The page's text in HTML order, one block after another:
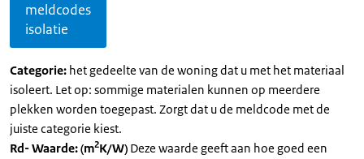
meldcodes
isolatie
Categorie: het gedeelte van de woning dat u met het materiaal
isoleert. Let op: sommige materialen kunnen op meerdere
plekken worden toegepast. Zorgt dat u de meldcode met de
juiste categorie kiest.
Rd- Waarde: (m2K/W) Deze waarde geeft aan hoe goed een